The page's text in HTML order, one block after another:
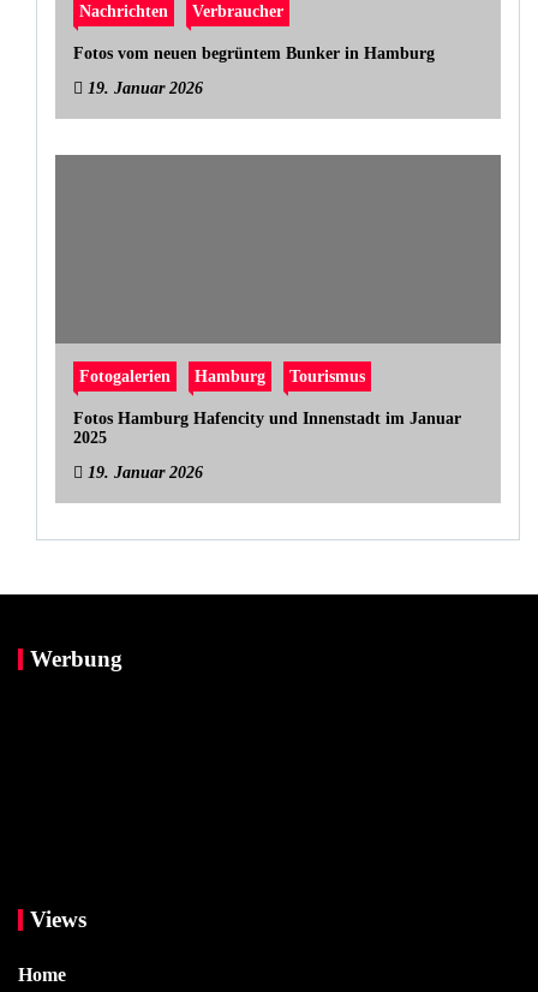
Nachrichten Verbraucher
Fotos vom neuen begrüntem Bunker in Hamburg
19. Januar 2026
Fotogalerien Hamburg Tourismus
Fotos Hamburg Hafencity und Innenstadt im Januar
2025
19. Januar 2026
Werbung
Views
Home